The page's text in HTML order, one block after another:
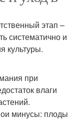
этап –
систематично и
культуры.
при
влаги
минусы: плоды